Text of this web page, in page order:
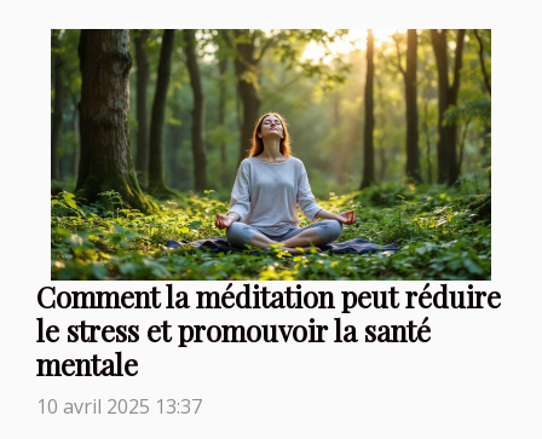
Comment la méditation peut réduire
le stress et promouvoir la santé
mentale
10 avril 2025 13:37